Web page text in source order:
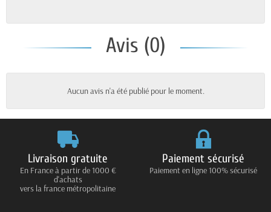
Avis (0)
Aucun avis n'a été publié pour le moment.
Livraison gratuite
En France à partir de 1000 €
d'achats
vers la france métropolitaine
Paiement sécurisé
Paiement en ligne 100% sécurisé